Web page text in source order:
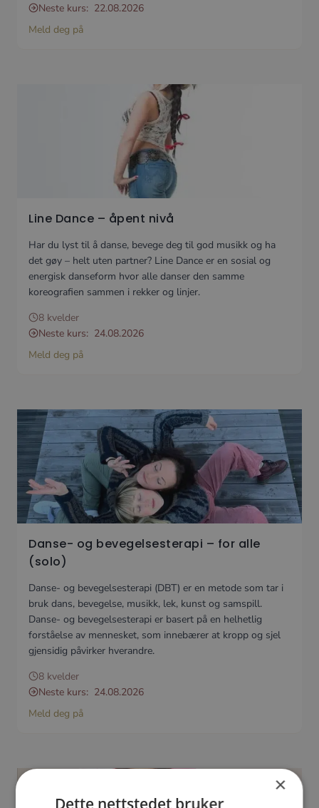
Neste kurs: 22.08.2026
Meld deg på
Line Dance – åpent nivå
Har du lyst til å danse, bevege deg til god musikk og ha
det gøy – helt uten partner? Line Dance er en sosial og
energisk danseform hvor alle danser den samme
koreografien sammen i rekker og linjer.
8 kvelder
Neste kurs: 24.08.2026
Meld deg på
Danse- og bevegelsesterapi – for alle
(solo)
Danse- og bevegelsesterapi (DBT) er en metode som tar i
bruk dans, bevegelse, musikk, lek, kunst og samspill.
Danse- og bevegelsesterapi er basert på en helhetlig
forståelse av mennesket, som innebærer at kropp og sjel
gjensidig påvirker hverandre.
8 kvelder
Neste kurs: 24.08.2026
Meld deg på
×
Dette nettstedet bruker